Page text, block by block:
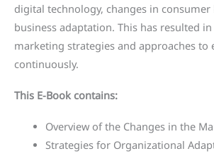
digital technology, changes in consumer
business adaptation. This has resulted
marketing strategies and approaches to
continuously.
This E-Book contains:
Overview of the Changes in the
Strategies for Organizational